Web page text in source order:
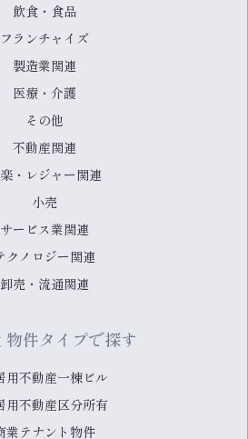
物件タイプで探す
用不動産一棟ビル
用不動産区分所有
業テナント物件
飲食・食品
フランチャイズ
製造業関連
医療・介護
その他
不動産関連
・レジャー関連
小売
サービス業関連
クノロジー関連
卸売・流通関連